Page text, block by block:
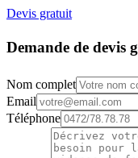
Devis gratuit
Demande de devis
Nom complet
Email
Téléphone